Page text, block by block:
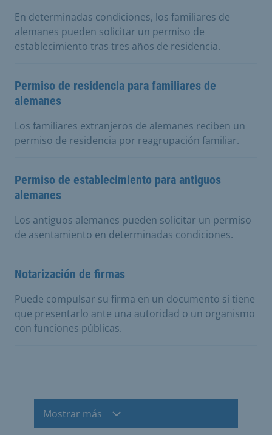
En determinadas condiciones, los familiares de
alemanes pueden solicitar un permiso de
establecimiento tras tres años de residencia.
Permiso de residencia para familiares de
alemanes
Los familiares extranjeros de alemanes reciben un
permiso de residencia por reagrupación familiar.
Permiso de establecimiento para antiguos
alemanes
Los antiguos alemanes pueden solicitar un permiso
de asentamiento en determinadas condiciones.
Notarización de firmas
Puede compulsar su firma en un documento si tiene
que presentarlo ante una autoridad o un organismo
con funciones públicas.
Mostrar más